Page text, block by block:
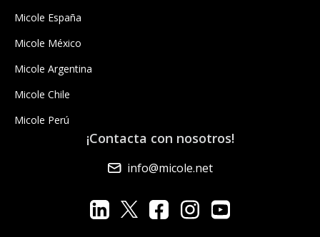
Micole España
Micole México
Micole Argentina
Micole Chile
Micole Perú
¡Contacta con nosotros!
info@micole.net